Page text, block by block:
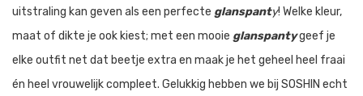
uitstraling kan geven als een perfecte glanspanty! Welke kleur,
maat of dikte je ook kiest; met een mooie glanspantygeef je
elke outfit net dat beetje extra en maak je het geheel heel fraai
én heel vrouwelijk compleet. Gelukkig hebben we bij SOSHIN echt